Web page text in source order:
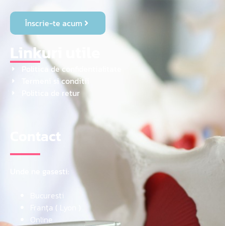
Înscrie-te acum
Linkuri utile
Politica de confidentialitate
Termeni si conditii
Politica de retur
Contact
Unde ne gasesti:
Bucuresti
Franța ( Lyon )
Online